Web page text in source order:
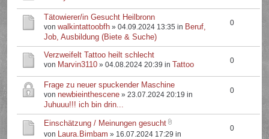
Tätowierer/in Gesucht Heilbronn
vonwalkintattoobfh » 04.09.2024 13:35 in Beruf,
Job, Ausbildung (Biete & Suche)
0
Verzweifelt Tattoo heilt schlecht
von Marvin3110 » 04.08.2024 20:39 in Tattoo 0
Frage zu neuer spuckender Maschine
vonnewbieinthescene » 23.07.2024 20:19 in
Juhuuu!!! ich bin drin...
0
Einschätzung / Meinungen gesucht
von Laura.Bimbam » 16.07.2024 17:29 in
0